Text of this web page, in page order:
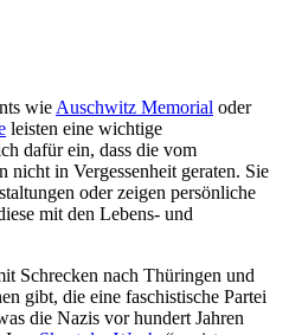
wie Auschwitz Memorial oder
leisten eine wichtige
dafür ein, dass die vom
nicht in Vergessenheit geraten. Sie
oder zeigen persönliche
mit den Lebens- und
Schrecken nach Thüringen und
gibt, die eine faschistische Partei
die Nazis vor hundert Jahren